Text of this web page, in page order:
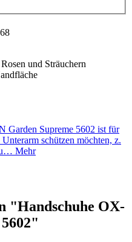
und Sträuchern
Garden Supreme 5602 ist für
schützen möchten, z.
Mehr
"Handschuhe OX-